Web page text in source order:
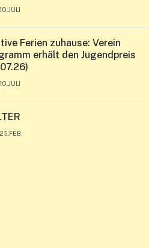
10.JULI
Ferien zuhause: Verein
erhält den Jugendpreis
10.JULI
25.FEB.